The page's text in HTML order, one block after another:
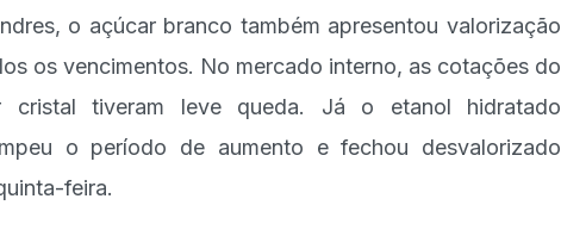
o açúcar branco também apresentou valorização
os vencimentos. No mercado interno, as cotações do
cristal tiveram leve queda. Já o etanol hidratado
o período de aumento e fechou desvalorizado
feira.